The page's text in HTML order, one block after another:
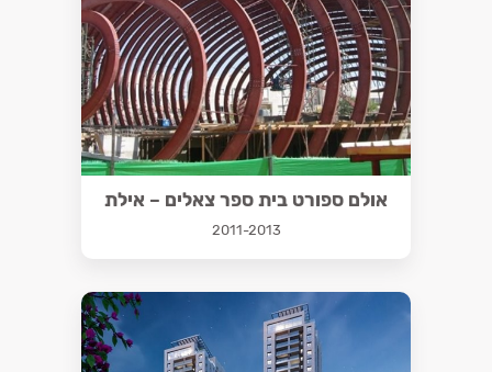
אולם ספורט בית ספר צאלים – אילת
2011-2013